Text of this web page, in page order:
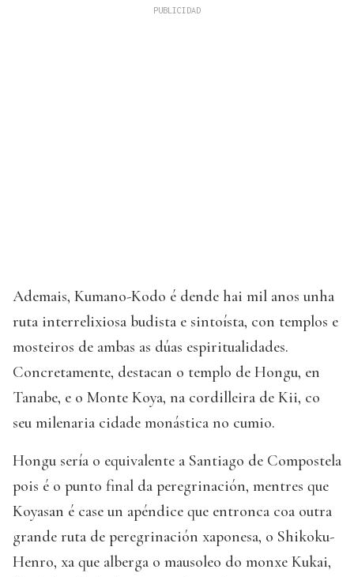
Ademais, Kumano-Kodo é dende hai mil anos unha
ruta interrelixiosa budista e sintoísta, con templos e
mosteiros de ambas as dúas espiritualidades.
Concretamente, destacan o templo de Hongu, en
Tanabe, e o Monte Koya, na cordilleira de Kii, co
seu milenaria cidade monástica no cumio.
Hongu sería o equivalente a Santiago de Compostela
pois é o punto final da peregrinación, mentres que
Koyasan é case un apéndice que entronca coa outra
grande ruta de peregrinación xaponesa, o Shikoku-
Henro, xa que alberga o mausoleo do monxe Kukai,